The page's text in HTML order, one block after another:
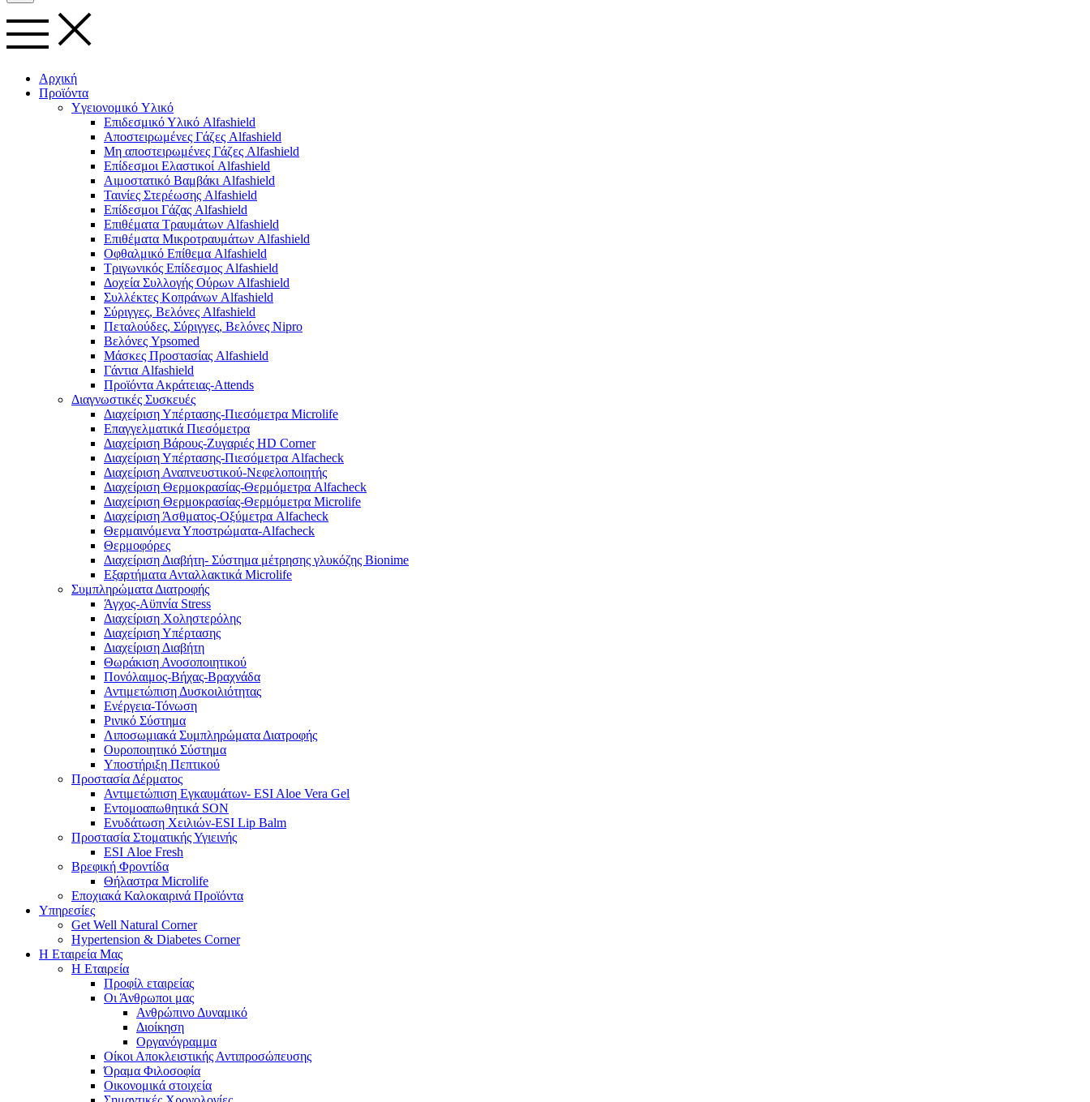
Αρχική
Προϊόντα
Yγειονομικό Yλικό
Επιδεσμικό Υλικό Alfashield
Αποστειρωμένες Γάζες Alfashield
Μη αποστειρωμένες Γάζες Alfashield
Επίδεσμοι Ελαστικοί Alfashield
Αιμοστατικό Βαμβάκι Alfashield
Ταινίες Στερέωσης Alfashield
Επίδεσμοι Γάζας Alfashield
Επιθέματα Τραυμάτων Alfashield
Επιθέματα Μικροτραυμάτων Alfashield
Οφθαλμικό Eπίθεμα Alfashield
Τριγωνικός Επίδεσμος Alfashield
Δοχεία Συλλογής Ούρων Alfashield
Συλλέκτες Κοπράνων Alfashield
Σύριγγες, Βελόνες Alfashield
Πεταλούδες, Σύριγγες, Βελόνες Nipro
Βελόνες Ypsomed
Μάσκες Προστασίας Alfashield
Γάντια Alfashield
Προϊόντα Ακράτειας-Attends
Διαγνωστικές Συσκευές
Διαχείριση Υπέρτασης-Πιεσόμετρα Microlife
Επαγγελματικά Πιεσόμετρα
Διαχείριση Βάρους-Ζυγαριές HD Corner
Διαχείριση Υπέρτασης-Πιεσόμετρα Alfacheck
Διαχείριση Αναπνευστικού-Νεφελοποιητής
Διαχείριση Θερμοκρασίας-Θερμόμετρα Alfacheck
Διαχείριση Θερμοκρασίας-Θερμόμετρα Microlife
Διαχείριση Άσθματος-Οξύμετρα Alfacheck
Θερμαινόμενα Υποστρώματα-Alfacheck
Θερμοφόρες
Διαχείριση Διαβήτη- Σύστημα μέτρησης γλυκόζης Bionime
Εξαρτήματα Ανταλλακτικά Microlife
Συμπληρώματα Διατροφής
Άγχος-Αϋπνία Stress
Διαχείριση Χοληστερόλης
Διαχείριση Υπέρτασης
Διαχείριση Διαβήτη
Θωράκιση Ανοσοποιητικού
Πονόλαιμος-Βήχας-Βραχνάδα
Αντιμετώπιση Δυσκοιλιότητας
Eνέργεια-Τόνωση
Ρινικό Σύστημα
Λιποσωμιακά Συμπληρώματα Διατροφής
Ουροποιητικό Σύστημα
Υποστήριξη Πεπτικού
Προστασία Δέρματος
Αντιμετώπιση Εγκαυμάτων- ESI Aloe Vera Gel
Εντομοαπωθητικά SON
Ενυδάτωση Χειλιών-ESI Lip Balm
Προστασία Στοματικής Υγιεινής
ESI Αloe Fresh
Βρεφική Φροντίδα
Θήλαστρα Microlife
Εποχιακά Καλοκαιρινά Προϊόντα
Υπηρεσίες
Get Well Natural Corner
Hypertension & Diabetes Corner
Η Εταιρεία Μας
Η Εταιρεία
Προφίλ εταιρείας
Οι Άνθρωποι μας
Ανθρώπινο Δυναμικό
Διοίκηση
Οργανόγραμμα
Οίκοι Αποκλειστικής Αντιπροσώπευσης
Όραμα Φιλοσοφία
Οικονομικά στοιχεία